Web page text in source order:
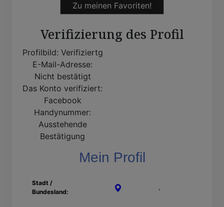
Zu meinen Favoriten!
Verifizierung des Profil
Profilbild: Verifiziertg
E-Mail-Adresse:
Nicht bestätigt
Das Konto verifiziert:
Facebook
Handynummer:
Ausstehende
Bestätigung
Mein Profil
Stadt /
Bundesland:
,